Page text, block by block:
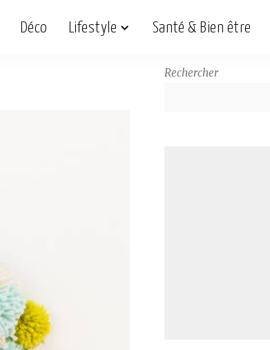
Déco Lifestyle Santé & Bien être
Rechercher